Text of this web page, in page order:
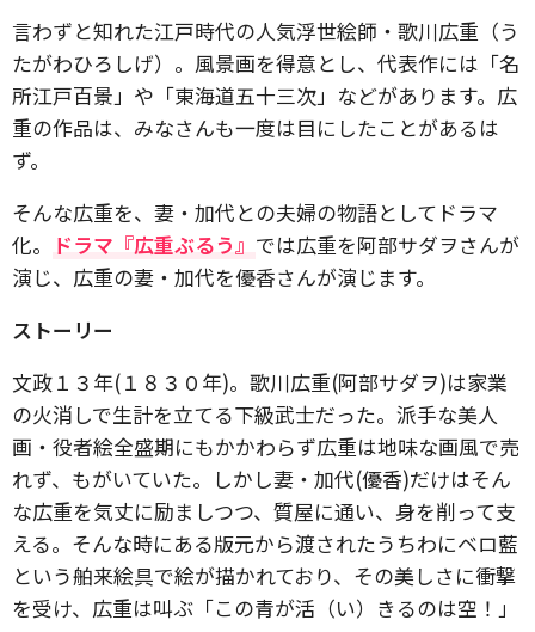
言わずと知れた江戸時代の人気浮世絵師・歌川広重（う
たがわひろしげ）。風景画を得意とし、代表作には「名
所江戸百景」や「東海道五十三次」などがあります。広
重の作品は、みなさんも一度は目にしたことがあるは
ず。
そんな広重を、妻・加代との夫婦の物語としてドラマ
化。 ドラマ『広重ぶるう』 では広重を阿部サダヲさんが
演じ、広重の妻・加代を優香さんが演じます。
ストーリー
文政１３年(１８３０年)。歌川広重(阿部サダヲ)は家業
の火消しで生計を立てる下級武士だった。派手な美人
画・役者絵全盛期にもかかわらず広重は地味な画風で売
れず、もがいていた。しかし妻・加代(優香)だけはそん
な広重を気丈に励ましつつ、質屋に通い、身を削って支
える。そんな時にある版元から渡されたうちわにベロ藍
という舶来絵具で絵が描かれており、その美しさに衝撃
を受け、広重は叫ぶ「この青が活（い）きるのは空！」